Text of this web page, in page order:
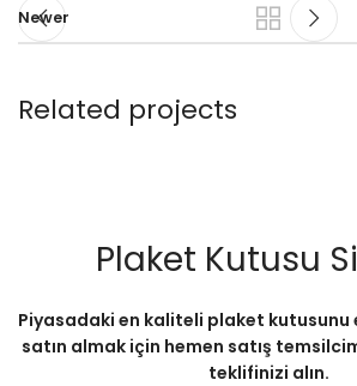
Newer
Related projects
Plaket Kutusu
Piyasadaki en kaliteli plaket
satın almak için hemen satış
teklifinizi alın.